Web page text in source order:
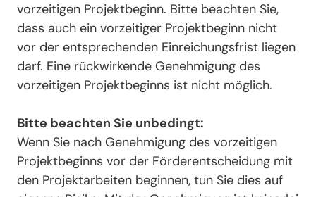
vorzeitigen Projektbeginn. Bitte beachten Sie,
dass auch ein vorzeitiger Projektbeginn nicht
vor der entsprechenden Einreichungsfrist liegen
darf. Eine rückwirkende Genehmigung des
vorzeitigen Projektbeginns ist nicht möglich.
Bitte beachten Sie unbedingt:
Wenn Sie nach Genehmigung des vorzeitigen
Projektbeginns vor der Förderentscheidung mit
den Projektarbeiten beginnen, tun Sie dies auf